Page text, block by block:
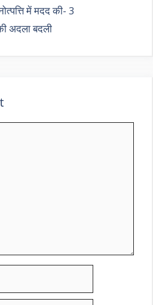
में मदद की- 3
अदला बदली